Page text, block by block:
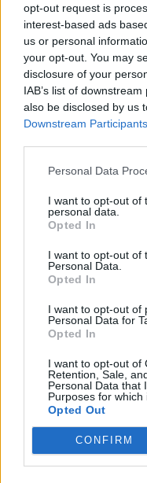
opt-out request is
interest-based ads
us or personal
your opt-out. You may
disclosure of your
IAB’s list of
also be disclosed by us
Downstream Participants
Personal Data
I want to opt-out of
personal data.
Opted In
I want to opt-out of
Personal Data.
Opted In
I want to opt-out of
Personal Data for
Opted In
I want to opt-out of
Retention, Sale,
Personal Data that
Purposes for which
Opted Out
CONFIRM
ΑΙΓΌΚΕΡΩΣ
Αιγόκερε, παρόλο
κύριο πράγμα στο
μπορεί να είναι η
λίγο πιο
θυμηθείτε, ο
ρεαλισμός.
ΥΔΡΟΧΌΟΣ
Υδροχόε, δεν
αυτό δεν σημαίνει
πάντα. Να το
μπορεί να
θα σου αλλάξει τη